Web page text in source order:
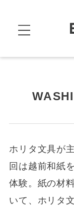
ホリタ文具が
回は越前和紙
体験。紙の材
いて、ホリタ